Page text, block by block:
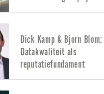
Dick Kamp & Bjorn Blom:
Datakwaliteit als
reputatiefundament